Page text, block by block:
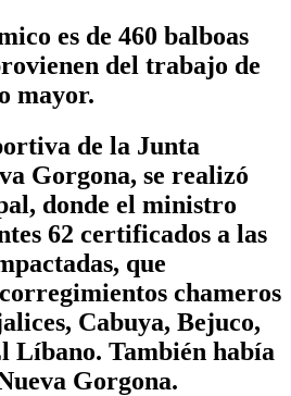
es de 460 balboas
del trabajo de
mayor.
de la Junta
Gorgona, se realizó
donde el ministro
62 certificados a las
que
chameros
Cabuya, Bejuco,
Líbano. También había
Gorgona.